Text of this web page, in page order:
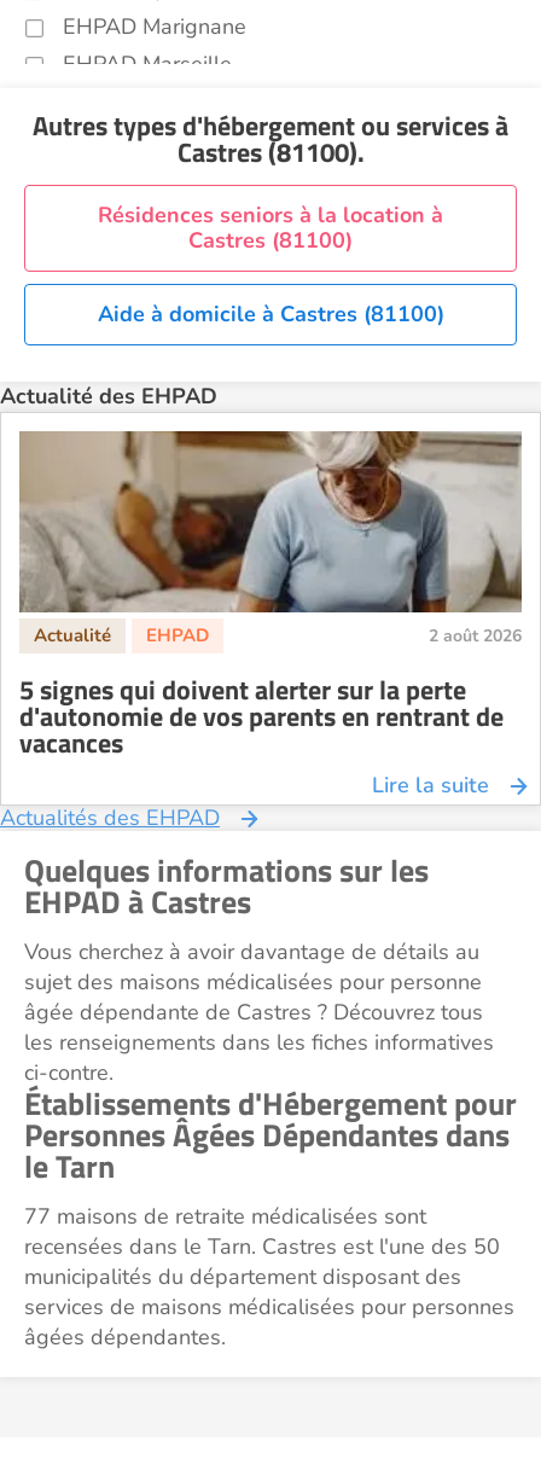
EHPAD Marignane
EHPAD Marseille
EHPAD Nantes
EHPAD Paris
EHPAD Royan
EHPAD Saint-Etienne
EHPAD Toulouse
EHPAD Troyes
Recherche par ville
Autres types d'hébergement ou servicesà
Castres (81100).
Résidences seniors à la location à
Castres (81100)
Aide à domicile à Castres (81100)
Actualité des EHPAD
2 août 2026
5 signes qui doivent alerter sur la perte
d'autonomie de vos parents en rentrant de
vacances
Lire la suite
Actualités des EHPAD
Quelques informations sur les
EHPAD à Castres
Vous cherchez à avoir davantage de détails au
sujet des maisons médicalisées pour personne
âgée dépendante de Castres ? Découvrez tous
les renseignements dans les fiches informatives
ci-contre.
Établissements d'Hébergement pour
Personnes Âgées Dépendantes dans
le Tarn
77 maisons de retraite médicalisées sont
recensées dans le Tarn. Castres est l'une des 50
municipalités du département disposant des
services de maisons médicalisées pour personnes
âgées dépendantes.